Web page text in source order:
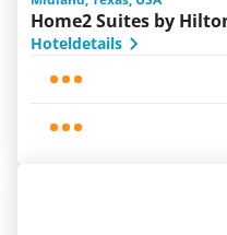
Home2 Suites by
Hoteldetails